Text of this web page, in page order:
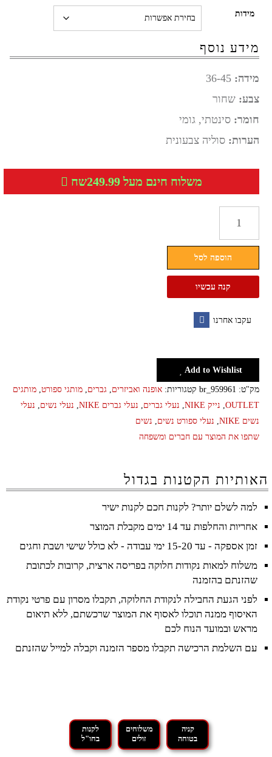
מידות
מידע נוסף
מידה: 36-45
צבע: שחור
חומר: סינטתי, גומי
הערות: סוליה צבעונית
משלוח חינם מעל 249.99שח
נעלי
יוניסקס
קולורס
הוספה לסל
קנה עכשיו
עקבו אחרנו
Add to Wishlist
מק"ט: br_959961 קטגוריות: אופנה ואביזרים גברים מותגי ספורט מותגים
OUTLET נייק NIKE נעלי גברים נעלי גברים NIKE נעלי נשים
נעלי
נשים NIKE
נעלי ספורט נשים
נשים
שתפו את המוצר עם חברים ומשפחה
האותיות הקטנות בגדול
למה לשלם יותר? לקנות חכם לקנות ישיר
אחריות והחלפות עד 14 ימים מקבלת המוצר
זמן אספקה - עד 15-20 ימי עבודה - לא כולל שישי ושבת וחגים
משלוח למאות נקודות חלוקה בפריסה ארצית, קרובות לכתובת
שהזנתם בהזמנה
לפני הגעת החבילה לנקודת החלוקה, תקבלו מסרון עם פרטי נקודת
האיסוף ממנה תוכלו לאסוף את המוצר שרכשתם, ללא תיאום
מראש ובמועד הנוח לכם
עם השלמת הרכישה תקבלו מספר הזמנה וקבלה למייל שהזנתם
קניה
בטוחה
משלוחים
זולים
לקנות
בחו"ל